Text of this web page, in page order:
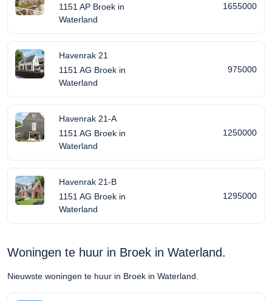
1151 AP Broek in
Waterland
1655000
Havenrak 21
1151 AG Broek in
Waterland
975000
Havenrak 21-A
1151 AG Broek in
Waterland
1250000
Havenrak 21-B
1151 AG Broek in
Waterland
1295000
Woningen te huur in Broek in Waterland.
Nieuwste woningen te huur in Broek in Waterland.